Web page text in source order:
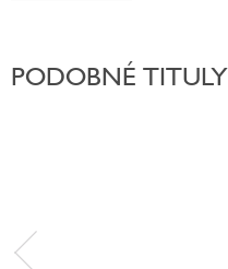
PODOBNÉ TITULY